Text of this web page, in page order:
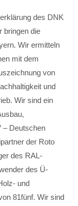
des DNK
bringen die
Wir ermitteln
mit dem
von
und
Wir sind ein
– Deutschen
der Roto
des RAL-
des Ü-
und
81fünf. Wir sind